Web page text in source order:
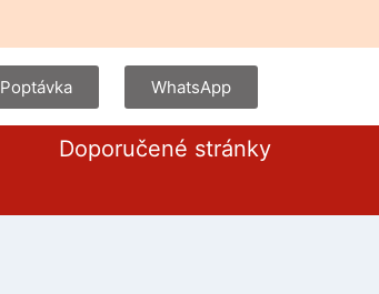
Poptávka WhatsApp
Doporučené stránky